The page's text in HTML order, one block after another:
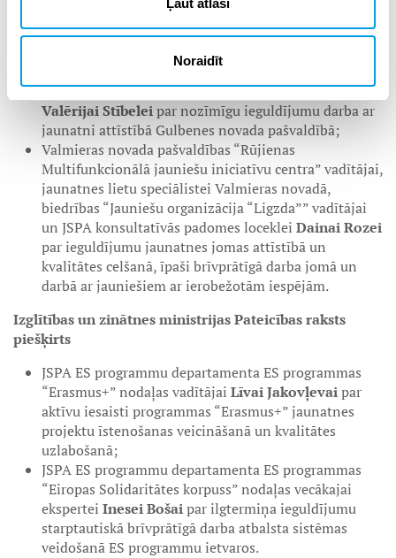
Noraidīt
Neformālās izglītības ekspertei jaunatnes jomā un
JSPA mācību vadītājaiSintijai Lasei
jaunatnes jomas attīstībā un kvalitātes celšanā;
Gulbenes novada jauniešu centra “Bāze” vadītājai
Valērijai Stībeleipar nozīmīgu ieguldījumu darba ar
jaunatni attīstībā Gulbenes novada pašvaldībā;
Valmieras novada pašvaldības “Rūjienas
Multifunkcionālā jauniešu iniciatīvu centra” vadītājai,
jaunatnes lietu speciālistei Valmieras novadā,
biedrības “Jauniešu organizācija “Ligzda”” vadītājai
un JSPA konsultatīvās padomes loceklei Dainai Rozei
par ieguldījumu jaunatnes jomas attīstībā un
kvalitātes celšanā, īpaši brīvprātīgā darba jomā un
darbā ar jauniešiem ar ierobežotām iespējām.
Izglītības un zinātnes ministrijas Pateicības raksts
piešķirts
JSPA ES programmu departamenta ES programmas
“Erasmus+” nodaļas vadītājai Līvai Jakovļevaipar
aktīvu iesaisti programmas “Erasmus+” jaunatnes
projektu īstenošanas veicināšanā un kvalitātes
uzlabošanā;
JSPA ES programmu departamenta ES programmas
“Eiropas Solidaritātes korpuss” nodaļas vecākajai
ekspertei Inesei Bošaipar ilgtermiņa ieguldījumu
starptautiskā brīvprātīgā darba atbalsta sistēmas
veidošanā ES programmu ietvaros.